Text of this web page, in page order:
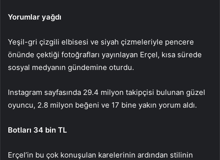
Yorumlar yağdı
Yeşil-gri çizgili elbisesi ve siyah çizmeleriyle pencere
önünde çektiği fotoğrafları yayınlayan Erçel, kısa sürede
sosyal medyanın gündemine oturdu.
Instagram sayfasında 29.4 milyon takipçisi bulunan güzel
oyuncu, 2.8 milyon beğeni ve 17 bine yakın yorum aldı.
Botları 34 bin TL
Erçel’in bu çok konuşulan karelerinin ardından stilinin